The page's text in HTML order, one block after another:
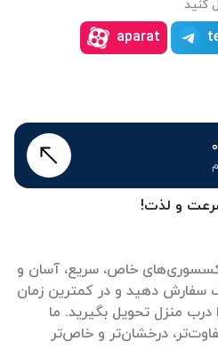
سرعت و لذت!
خاص، سریع، آسان و
دهید و در کمترین زمان
منزل تحویل بگیرید. ما
درخشان‌تر و خاص‌تر
کنید
aparat